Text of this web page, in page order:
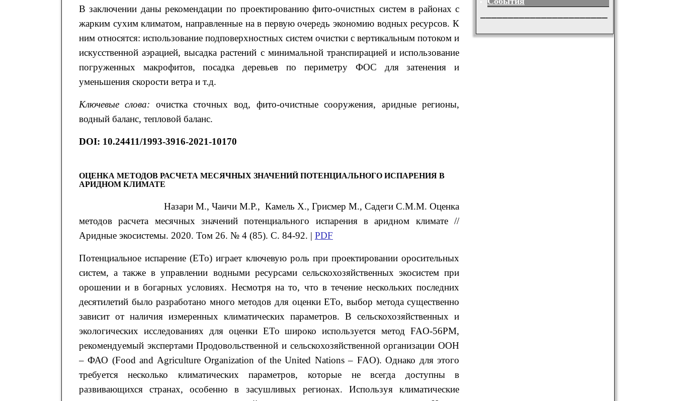
В заключении даны рекомендации по проектированию фито-очистных систем в районах с
жарким сухим климатом, направленные на в первую очередь экономию водных ресурсов. К
ним относятся: использование подповерхностных систем очистки с вертикальным потоком и
искусственной аэрацией, высадка растений с минимальной транспирацией и использование
погруженных макрофитов, посадка деревьев по периметру ФОС для затенения и
уменьшения скорости ветра и т.д.
Ключевые слова: очистка сточных вод, фито-очистные сооружения, аридные регионы,
водный баланс, тепловой баланс.
DOI: 10.24411/1993-3916-2021-10170
ОЦЕНКА МЕТОДОВ РАСЧЕТА МЕСЯЧНЫХ ЗНАЧЕНИЙ ПОТЕНЦИАЛЬНОГО ИСПАРЕНИЯ В
АРИДНОМ КЛИМАТЕ
Назари М., Чаичи М.Р., Камель Х., Грисмер М., СадегиС.М.М.Оценка
методов расчета месячных значений потенциального испаренияв аридном климате //
Аридные экосистемы. 2020. Том 26. № 4 (85). С. 84-92. | PDF
Потенциальное испарение (ETo) играет ключевую роль при проектировании оросительных
систем, а также в управлении водными ресурсами сельскохозяйственных экосистем при
орошении и в богарных условиях. Несмотря на то, что в течение нескольких последних
десятилетий было разработано много методов для оценки ETo, выбор метода существенно
зависит от наличия измеренных климатических параметров. В сельскохозяйственных и
экологических исследованиях для оценки ETo широко используется метод FAO-56PM,
рекомендуемый экспертами Продовольственной и сельскохозяйственной организации ООН
– ФАО (Food and Agriculture Organization of the United Nations – FAO). Однако для этого
требуется несколько климатических параметров, которые не всегда доступны в
развивающихся странах, особенно в засушливых регионах. Используя климатические